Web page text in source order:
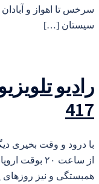
سرخس تا اهواز و
سیستان […]
رادیو
417
با درود و وقت بخیری
از ساعت ۲۰
همبستگی و نیز روزهای